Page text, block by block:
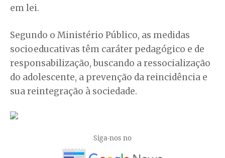
em lei.
Segundo o Ministério Público, as medidas
socioeducativas têm caráter pedagógico e de
responsabilização, buscando a ressocialização
do adolescente, a prevenção da reincidência e
sua reintegração à sociedade.
Siga-nos no